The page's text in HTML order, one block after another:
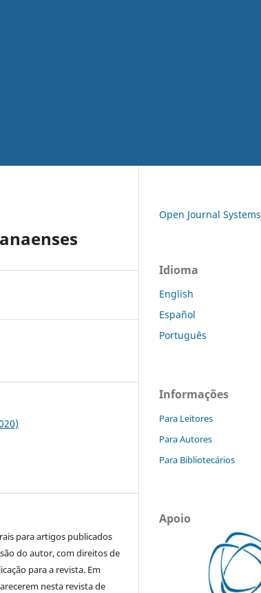
para artigos publicados
do autor, com direitos de
para a revista. Em
nesta revista de
Open Journal Systems
Idioma
English
Español
Português
Informações
Para Leitores
Para Autores
Para Bibliotecários
Apoio